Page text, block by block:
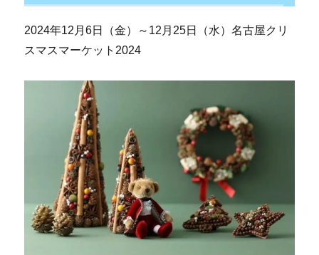
2024年12月6日（金）～12月25日（水）名古屋クリ
スマスマーケット2024